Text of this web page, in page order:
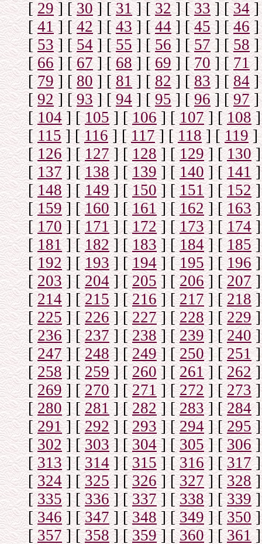
[29] [30] [31] [32] [33] [34]
[41] [42] [43] [44] [45] [46]
[53] [54] [55] [56] [57] [58]
[66] [67] [68] [69] [70] [71]
[79] [80] [81] [82] [83] [84]
[92] [93] [94] [95] [96] [97]
[104] [105] [106] [107] [108]
[ 115] [116] [117] [118] [119]
[126] [127] [128] [129] [130]
[137] [138] [139] [140] [ 141]
[148] [149] [150] [151] [152]
[159] [160] [161] [162] [163]
[170] [171] [172] [173] [174]
[181] [182] [183] [184] [185]
[192] [193] [194] [195] [ 196]
[203] [204] [205] [206] [207]
[214] [215] [216] [217] [218]
[225] [226] [227] [228] [229]
[236] [237] [238] [239] [240]
[247] [248] [249] [250] [251]
[258] [259] [ 260] [261] [262]
[269] [270] [271] [272] [273]
[280] [281] [282] [283] [284]
[291] [292] [293] [294] [295]
[302] [303] [304] [305] [306]
[313] [314] [315] [316] [317]
[324] [325] [326] [327] [ 328]
[335] [336] [337] [338] [339]
[346] [347] [348] [349] [350]
[357] [358] [359] [360] [361]